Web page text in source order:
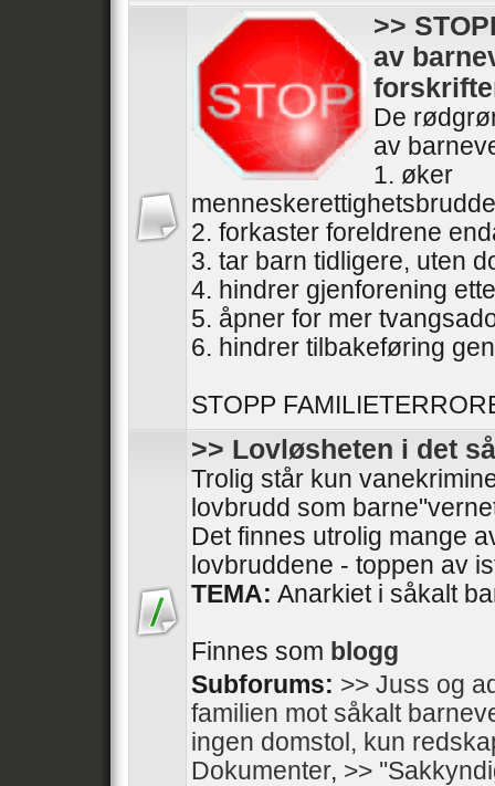
>>
av
De
av
1. øker
2. forkaster foreldrene
3. tar barn tidligere, uten
4. hindrer gjenforening
5. åpner for mer
6. hindrer tilbakeføring
STOPP
>> Lovløsheten i det
Trolig står kun
lovbrudd som
Det finnes utrolig mange
lovbruddene - toppen av
TEMA: Anarkiet i såkalt
Finnes som blogg
Subforums: >> Juss og
familien mot såkalt
ingen domstol, kun
Dokumenter, >>